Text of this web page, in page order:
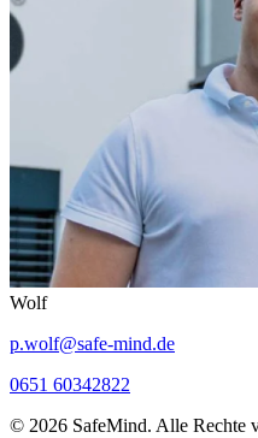
Wolf
p.wolf@safe-mind.de
0651 60342822
© 2026 SafeMind. Alle Rechte